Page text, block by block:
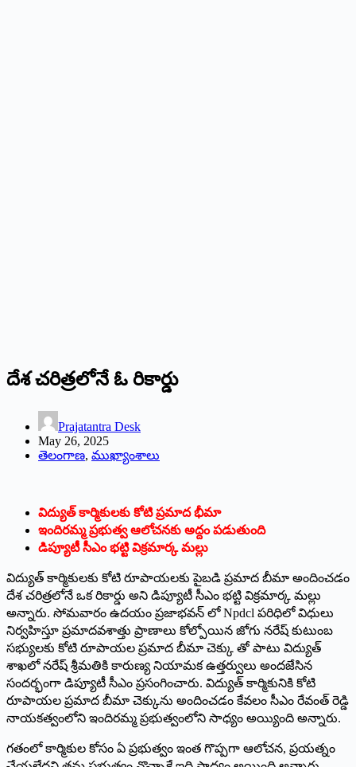
దేశ చరిత్రలోనే ఓ రికార్డు
Prajatantra Desk
May 26, 2025
తెలంగాణ, ముఖ్యాంశాలు
విద్యుత్ కార్మికులకు కోటి ప్రమాద భీమా
ఇందిరమ్మ ప్రభుత్వ ఆలోచనకు అద్దం పడుతుంది
డిప్యూటీ సీఎం భట్టి విక్రమార్క మల్లు
విద్యుత్ కార్మికులకు కోటి రూపాయలకు పైబడి ప్రమాద బీమా అందించడం
దేశ చరిత్రలోనే ఒక రికార్డు అని డిప్యూటీ సీఎం భట్టి విక్రమార్క మల్లు
అన్నారు. సోమవారం ఉదయం ప్రజాభవన్ లో Npdcl పరిధిలో విధులు
నిర్వహిస్తూ ప్రమాదవశాత్తు ప్రాణాలు కోల్పోయిన జోగు నరేష్ కుటుంబ
సభ్యులకు కోటి రూపాయల ప్రమాద బీమా చెక్కు తో పాటు విద్యుత్
శాఖలో నరేష్ శ్రీమతికి కారుణ్య నియామక ఉత్తర్వులు అందజేసిన
సందర్భంగా డిప్యూటీ సీఎం ప్రసంగించారు. విద్యుత్ కార్మికునికి కోటి
రూపాయల ప్రమాద బీమా చెక్కును అందించడం కేవలం సీఎం రేవంత్ రెడ్డి
నాయకత్వంలోని ఇందిరమ్మ ప్రభుత్వంలోని సాధ్యం అయ్యింది అన్నారు.
గతంలో కార్మికుల కోసం ఏ ప్రభుత్వం ఇంత గొప్పగా ఆలోచన, ప్రయత్నం